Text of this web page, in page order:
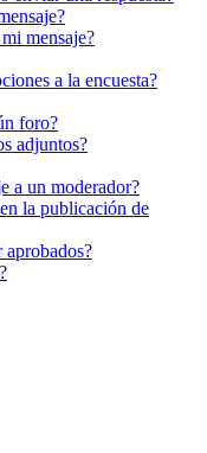
mensaje?
a la encuesta?
foro?
adjuntos?
a un moderador?
la publicación de
aprobados?